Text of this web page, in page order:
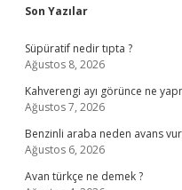
Sidebar
Son Yazılar
Süpüratif nedir tıpta ?
Ağustos 8, 2026
Kahverengi ayı görünce ne
Ağustos 7, 2026
Benzinli araba neden avans
Ağustos 6, 2026
Avan türkçe ne demek ?